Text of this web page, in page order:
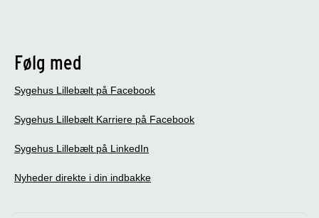
Følg med
Sygehus Lillebælt på Facebook
Sygehus Lillebælt Karriere på Facebook
Sygehus Lillebælt på LinkedIn
Nyheder direkte i din indbakke